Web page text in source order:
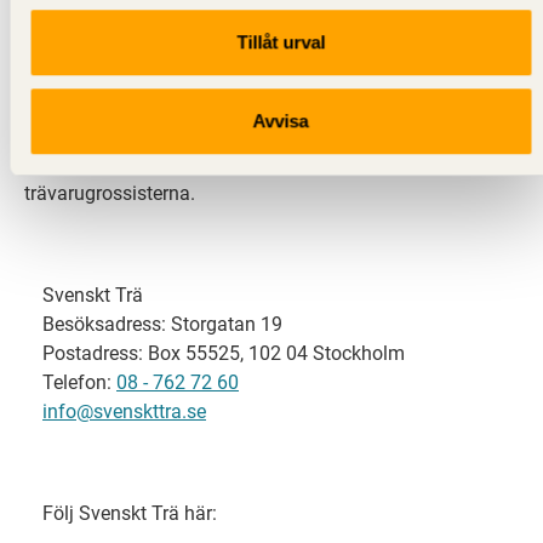
Tillåt urval
Avvisa
Svenskt Trä representerar svensk sågverksindustri
och är en del av branschorganisationen
svensk limträ-, KL-trä- och förpackningsindustri samt
trävarugrossisterna.
Svenskt Trä
Besöksadress: Storgatan 19
Postadress: Box 55525, 102 04 Stockholm
Telefon: 08 - 762 72 60
info@svenskttra.se
Följ Svenskt Trä här: